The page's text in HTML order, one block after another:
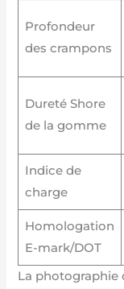
Profondeur
des crampons
Dureté Shore
de la gomme
Indice de
charge
Homologation
E-mark/DOT
La photographie